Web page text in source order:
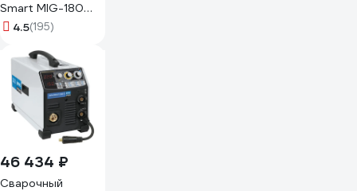
Smart MIG-180
16240
4.5(195)
46 434 ₽
Сварочный